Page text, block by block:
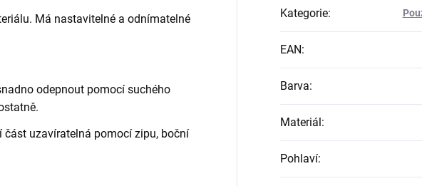
Má nastavitelné a odnímatelné
odepnout pomocí suchého
část uzavíratelná pomocí zipu, boční
Kategorie:
EAN:
Barva:
Materiál:
Pohlaví: